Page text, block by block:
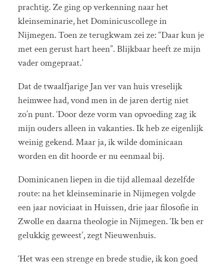
prachtig. Ze ging op verkenning naar het
kleinseminarie, het Dominicuscollege in
Nijmegen. Toen ze terugkwam zei ze: “Daar kun je
met een gerust hart heen”. Blijkbaar heeft ze mijn
vader omgepraat.’
Dat de twaalfjarige Jan ver van huis vreselijk
heimwee had, vond men in de jaren dertig niet
zo’n punt. ‘Door deze vorm van opvoeding zag ik
mijn ouders alleen in vakanties. Ik heb ze eigenlijk
weinig gekend. Maar ja, ik wilde dominicaan
worden en dit hoorde er nu eenmaal bij.
Dominicanen liepen in die tijd allemaal dezelfde
route: na het kleinseminarie in Nijmegen volgde
een jaar noviciaat in Huissen, drie jaar filosofie in
Zwolle en daarna theologie in Nijmegen. ‘Ik ben er
gelukkig geweest’, zegt Nieuwenhuis.
‘Het was een strenge en brede studie, ik kon goed